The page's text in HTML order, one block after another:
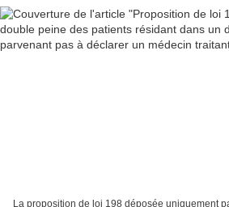
La proposition de loi 198 déposée uniquement